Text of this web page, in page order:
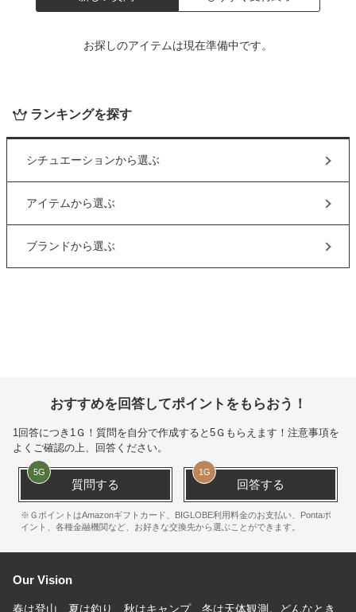
お探しのアイテムは現在準備中です。
ランキングを探す
シチュエーションから選ぶ
アイテムから選ぶ
ブランドから選ぶ
おすすめを回答してポイントをもらおう！
1回答につき 1Ｇ ！質問を自分で作成すると 5Ｇ もらえます！注意事項を
よくご確認の上、回答ください。
5G
質問する
1G
回答する
※ＧポイントはAmazonギフトカード、BIGLOBE利用料金のお支払い、Pontaポ
イント、各種金融機関など、お好きな交換先から選ぶことができます。
Our Vision
春は登山、夏は釣り、秋はキャンプ、冬は天体観測。どんなとき